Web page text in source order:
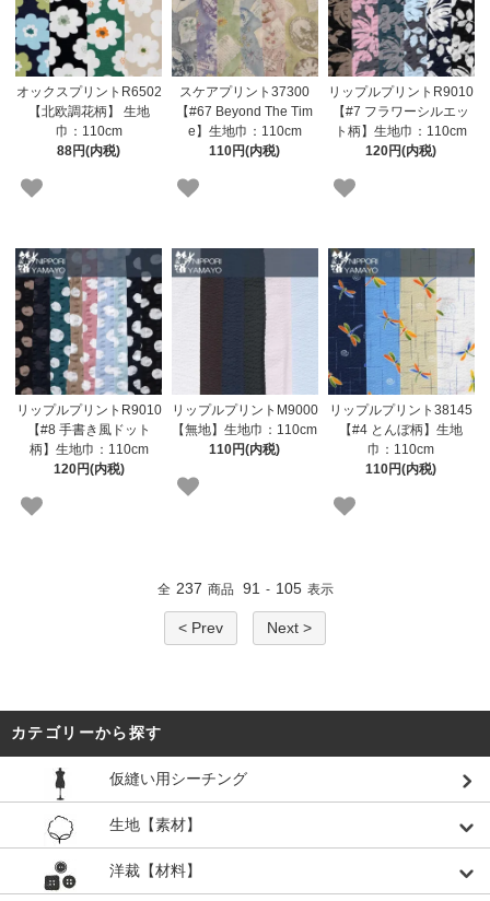
オックスプリントR6502
【北欧調花柄】 生地
巾：110cm
88円(内税)
スケアプリント37300
【#67 Beyond The Tim
e】生地巾：110cm
110円(内税)
リップルプリントR9010
【#7 フラワーシルエッ
ト柄】生地巾：110cm
120円(内税)
リップルプリントR9010
【#8 手書き風ドット
柄】生地巾：110cm
120円(内税)
リップルプリントM9000
【無地】生地巾：110cm
110円(内税)
リップルプリント38145
【#4 とんぼ柄】生地
巾：110cm
110円(内税)
全 237 商品 91 - 105 表示
< Prev Next >
カテゴリーから探す
仮縫い用シーチング
生地【素材】
洋裁【材料】